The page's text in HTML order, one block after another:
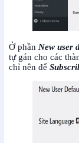
Ở phần New user
tự gán cho các
chỉ nên để